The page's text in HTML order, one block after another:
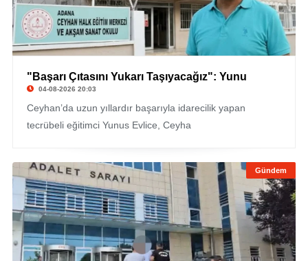
"Başarı Çıtasını Yukarı Taşıyacağız": Yunu
04-08-2026 20:03
Ceyhan’da uzun yıllardır başarıyla idarecilik yapan
tecrübeli eğitimci Yunus Evlice, Ceyha
Gündem